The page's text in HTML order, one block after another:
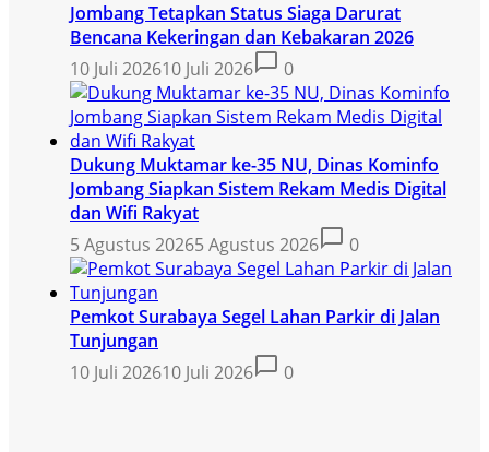
Jombang Tetapkan Status Siaga Darurat
Bencana Kekeringan dan Kebakaran 2026
10 Juli 202610 Juli 2026 0
Dukung Muktamar ke-35 NU, Dinas Kominfo
Jombang Siapkan Sistem Rekam Medis Digital
dan Wifi Rakyat
5 Agustus 20265 Agustus 2026 0
Pemkot Surabaya Segel Lahan Parkir di Jalan
Tunjungan
10 Juli 202610 Juli 2026 0